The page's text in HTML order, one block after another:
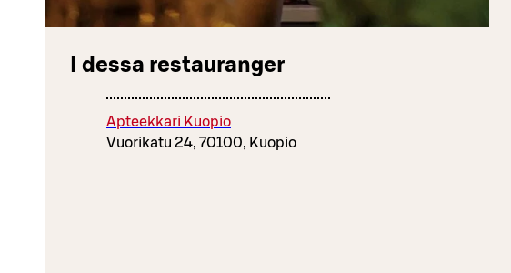
I dessa restauranger
Apteekkari Kuopio
Vuorikatu 24, 70100, Kuopio